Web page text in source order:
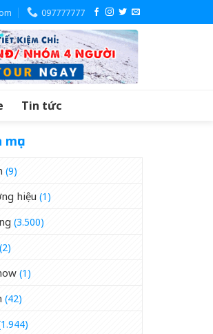
097777777
Tin tức
(9)
hiệu (1)
(3.500)
(2)
(1)
(42)